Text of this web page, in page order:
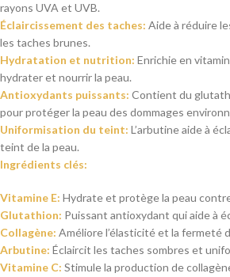
rayons UVA et UVB.
Éclaircissement des taches: Aide à réduire
les taches brunes.
Hydratation et nutrition: Enrichie en
hydrater et nourrir la peau.
Antioxydants puissants: Contient du
pour protéger la peau des dommages
Uniformisation du teint: L’arbutine aide à
teint de la peau.
Ingrédients clés:
Vitamine E: Hydrate et protège la peau
Glutathion: Puissant antioxydant qui aide à
Collagène: Améliore l’élasticité et la fermeté
Arbutine: Éclaircit les taches sombres et
Vitamine C: Stimule la production de